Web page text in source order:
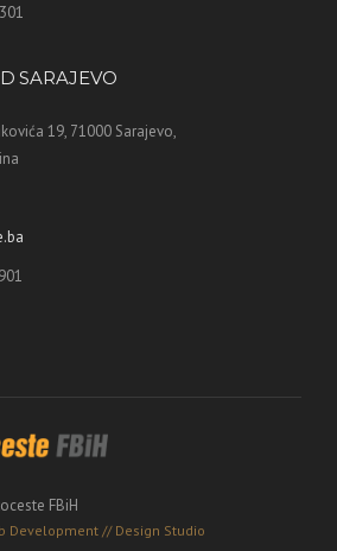
SARAJEVO
19, 71000 Sarajevo,
FBiH
Development // Design Studio